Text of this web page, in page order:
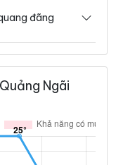
đãng
Ngãi